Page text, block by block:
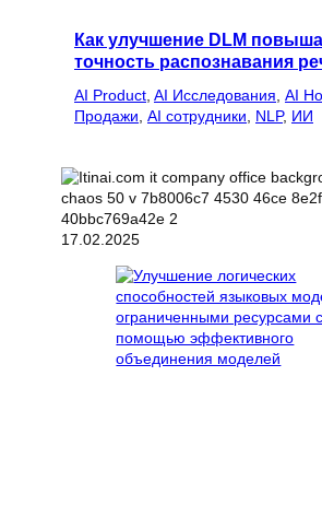
Как улучшение DLM
точность распознавания
AI Product AI Исследования AI
Продажи AI сотрудники NLP, ИИ
17.02.2025